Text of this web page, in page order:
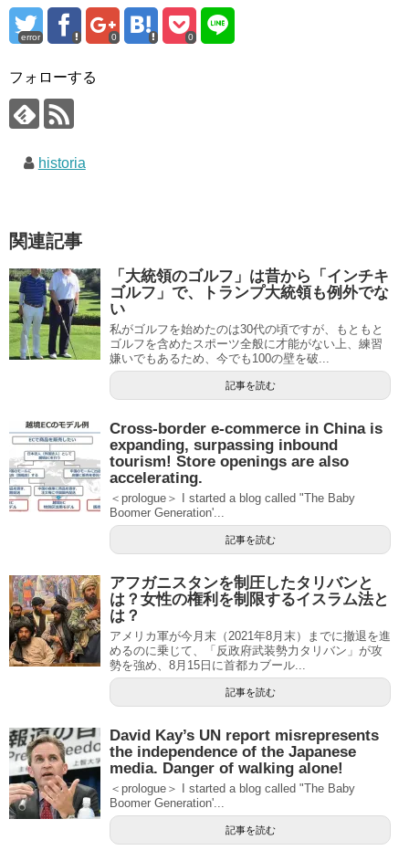
error 0 0
フォローする
historia
関連記事
「大統領のゴルフ」は昔から「インチキ
ゴルフ」で、トランプ大統領も例外でな
い
私がゴルフを始めたのは30代の頃ですが、もともと
ゴルフを含めたスポーツ全般に才能がない上、練習
嫌いでもあるため、今でも100の壁を破...
記事を読む
Cross-border e-commerce in China is
expanding, surpassing inbound
tourism! Store openings are also
accelerating.
＜prologue＞ I started a blog called "The Baby
Boomer Generation'...
記事を読む
アフガニスタンを制圧したタリバンと
は？女性の権利を制限するイスラム法と
は？
アメリカ軍が今月末（2021年8月末）までに撤退を進
めるのに乗じて、「反政府武装勢力タリバン」が攻
勢を強め、8月15日に首都カブール...
記事を読む
David Kay’s UN report misrepresents
the independence of the Japanese
media. Danger of walking alone!
＜prologue＞ I started a blog called "The Baby
Boomer Generation'...
記事を読む